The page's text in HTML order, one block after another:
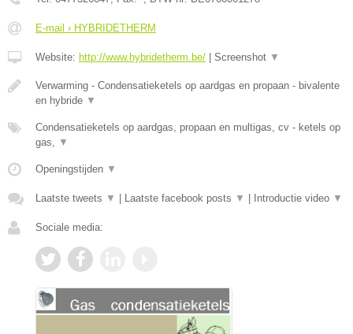
E-mail › HYBRIDETHERM
Website: http://www.hybridetherm.be/ Screenshot ▼
Verwarming - Condensatieketels op aardgas en propaan - bivalente
en hybride ▼
Condensatieketels op aardgas, propaan en multigas, cv - ketels op
gas, ▼
Openingstijden ▼
Laatste tweets ▼ Laatste facebook posts ▼ Introductie video ▼
Sociale media: